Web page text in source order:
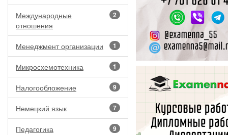
2
Международные
отношения
1
Менеджмент организации
1
Микросхемотехника
9
Налогообложение
7
Немецкий язык
9
Педагогика